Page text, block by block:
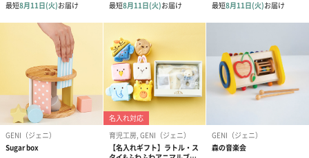
が透けてみえる塗装技法により、木材ならではの温かさと高級感
を演出してくれます。
遊びながらトレーニング
音と動きが連動する相乗効果で大きな喜びを感じることができま
す｡音と動きの関係性に興味を持つきっかけになりますね。